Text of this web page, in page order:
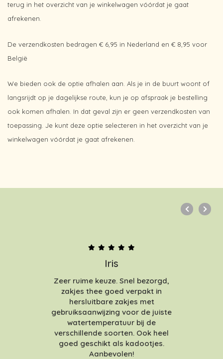
terug in het overzicht van je winkelwagen vóórdat je gaat
afrekenen.
De verzendkosten bedragen € 6,95 in Nederland en € 8,95 voor
België
We bieden ook de optie afhalen aan. Als je in de buurt woont of
langsrijdt op je dagelijkse route, kun je op afspraak je bestelling
ook komen afhalen. In dat geval zijn er geen verzendkosten van
toepassing. Je kunt deze optie selecteren in het overzicht van je
winkelwagen vóórdat je gaat afrekenen.
Iris
Zeer ruime keuze. Snel bezorgd,
zakjes thee goed verpakt in
hersluitbare zakjes met
gebruiksaanwijzing voor de juiste
watertemperatuur bij de
verschillende soorten. Ook heel
goed geschikt als kadootjes.
Aanbevolen!